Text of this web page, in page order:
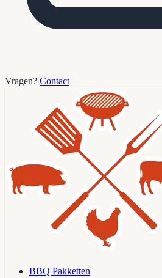
Vragen? Contact
BBQ Pakketten